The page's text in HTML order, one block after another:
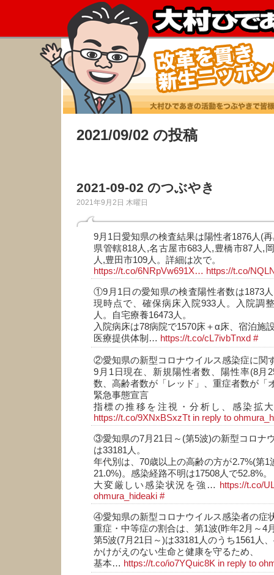
2021/09/02 の投稿
2021-09-02 のつぶやき
2021年9月2日 木曜日
9月1日愛知県の検査結果は陽性者1876人(
県管轄818人,名古屋市683人,豊橋市87人,
人,豊田市109人。詳細は次で。
https://t.co/6NRpVw691X… https://t.co/
①9月1日の愛知県の検査陽性者数は1873
現時点で、確保病床入院933人。入院調
人。自宅療養16473人。
入院病床は78病院で1570床＋α床、宿泊施
医療提供体制… https://t.co/cL7ivbTnxd #
②愛知県の新型コロナウイルス感染症に関
9月1日現在、新規陽性者数、陽性率(8月
数、高齢者数が「レッド」、重症者数が「
緊急事態宣言
指標の推移を注視・分析し、感染拡
https://t.co/9XNxBSxzTt in reply to
③愛知県の7月21日～(第5波)の新型コロナ
は33181人。
年代別は、70歳以上の高齢の方が2.7%(第1
21.0%)。感染経路不明は17508人で52.8%。
大変厳しい感染状況を強…
https://t.co/
ohmura_hideaki #
④愛知県の新型コロナウイルス感染者の症
重症・中等症の割合は、第1波(昨年2月～4
第5波(7月21日～)は33181人のうち1561人
かけがえのない生命と健康を守るため、
基本… https://t.co/io7YQuic8K in reply to